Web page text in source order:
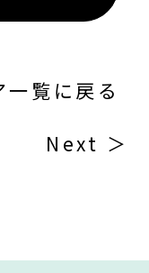
覧に戻る
Next ＞